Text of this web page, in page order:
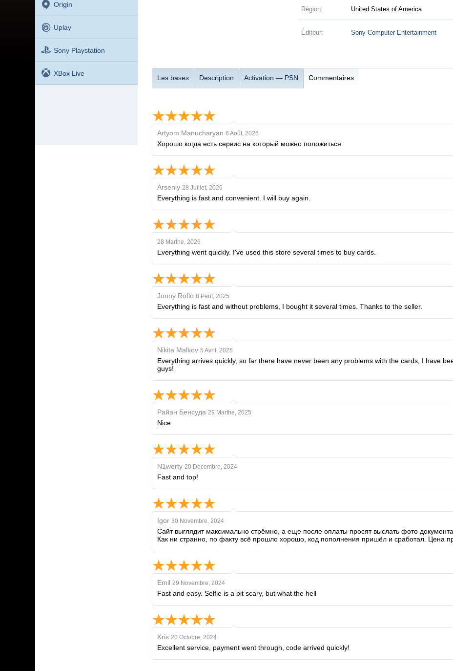
Origin
Uplay
Sony Playstation
XBox Live
Région: United States of America
Éditeur: Sony Computer Entertainment
Les bases Description Activation — PSN Commentaires
Artyom Manucharyan 6 Août, 2026
Хорошо когда есть сервис на который можно положиться
Arseniy 28 Juillet, 2026
Everything is fast and convenient. I will buy again.
28 Marthe, 2026
Everything went quickly. I've used this store several times to buy cards.
Jonny Roflo 8 Peut, 2025
Everything is fast and without problems, I bought it several times. Thanks to the seller.
Nikita Malkov 5 Avril, 2025
Everything arrives quickly, so far there have never been any problems with the cards, I have
guys!
Райан Бенсуда 29 Marthe, 2025
Nice
N1werty 20 Décembre, 2024
Fast and top!
Igor 30 Novembre, 2024
Сайт выглядит максимально стрёмно, а еще после оплаты просят выслать фото
Как ни странно, по факту всё прошло хорошо, код пополнения пришёл и сработал. Цена
Emil 29 Novembre, 2024
Fast and easy. Selfie is a bit scary, but what the hell
Kris 20 Octobre, 2024
Excellent service, payment went through, code arrived quickly!